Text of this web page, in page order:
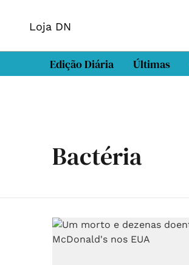
Loja DN
Edição Diária Últimas
Bactéria